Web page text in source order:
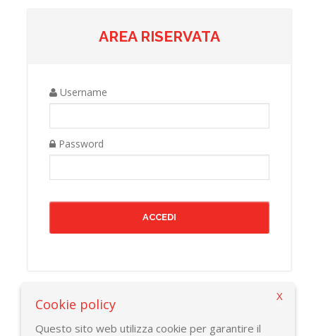
AREA RISERVATA
Username
Password
Torna alla pagina precedente
Cookie policy
Questo sito web utilizza cookie per garantire il
X